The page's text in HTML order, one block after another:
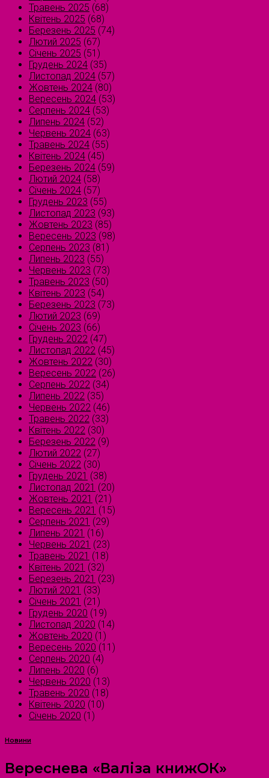
Травень 2025 (68)
Квітень 2025 (68)
Березень 2025 (74)
Лютий 2025 (67)
Січень 2025 (51)
Грудень 2024 (35)
Листопад 2024 (57)
Жовтень 2024 (80)
Вересень 2024 (53)
Серпень 2024 (53)
Липень 2024 (52)
Червень 2024 (63)
Травень 2024 (55)
Квітень 2024 (45)
Березень 2024 (59)
Лютий 2024 (58)
Січень 2024 (57)
Грудень 2023 (55)
Листопад 2023 (93)
Жовтень 2023 (85)
Вересень 2023 (98)
Серпень 2023 (81)
Липень 2023 (55)
Червень 2023 (73)
Травень 2023 (50)
Квітень 2023 (54)
Березень 2023 (73)
Лютий 2023 (69)
Січень 2023 (66)
Грудень 2022 (47)
Листопад 2022 (45)
Жовтень 2022 (30)
Вересень 2022 (26)
Серпень 2022 (34)
Липень 2022 (35)
Червень 2022 (46)
Травень 2022 (33)
Квітень 2022 (30)
Березень 2022 (9)
Лютий 2022 (27)
Січень 2022 (30)
Грудень 2021 (38)
Листопад 2021 (20)
Жовтень 2021 (21)
Вересень 2021 (15)
Серпень 2021 (29)
Липень 2021 (16)
Червень 2021 (23)
Травень 2021 (18)
Квітень 2021 (32)
Березень 2021 (23)
Лютий 2021 (33)
Січень 2021 (21)
Грудень 2020 (19)
Листопад 2020 (14)
Жовтень 2020 (1)
Вересень 2020 (11)
Серпень 2020 (4)
Липень 2020 (6)
Червень 2020 (13)
Травень 2020 (18)
Квітень 2020 (10)
Січень 2020 (1)
Новини
Вереснева «Валіза книжОК»